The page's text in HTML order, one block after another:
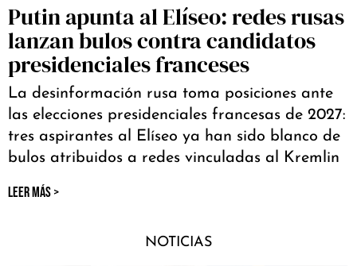
Putin apunta al Elíseo: redes rusas
lanzan bulos contra candidatos
presidenciales franceses
La desinformación rusa toma posiciones ante
las elecciones presidenciales francesas de 2027:
tres aspirantes al Elíseo ya han sido blanco de
bulos atribuidos a redes vinculadas al Kremlin
LEER MÁS >
NOTICIAS